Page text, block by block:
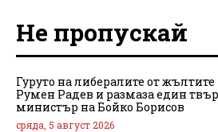
Не пропускай
Гуруто на либералите от
Румен Радев и размаза един
министър на Бойко Борисов
сряда, 5 август 2026